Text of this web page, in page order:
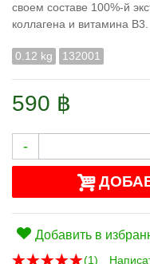
своем составе 100%-й
коллагена и витамина В3.
0.12 kg 132001
590 ฿
-
Добавить в
(1)